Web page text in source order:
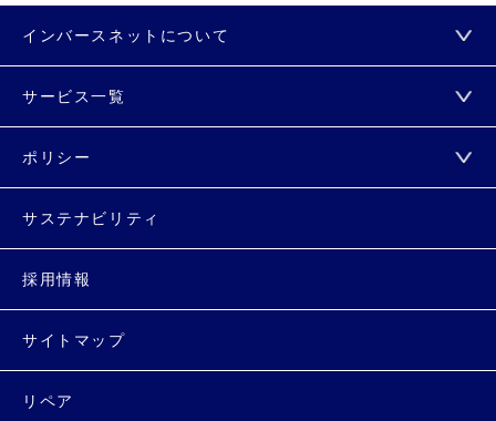
インバースネットについて
サービス一覧
ポリシー
サステナビリティ
採用情報
サイトマップ
リペア